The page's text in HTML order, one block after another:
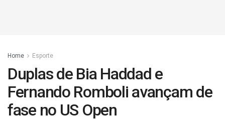
Home Esporte
Duplas de Bia Haddad e
Fernando Romboli avançam de
fase no US Open